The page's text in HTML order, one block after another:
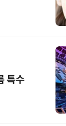
특수